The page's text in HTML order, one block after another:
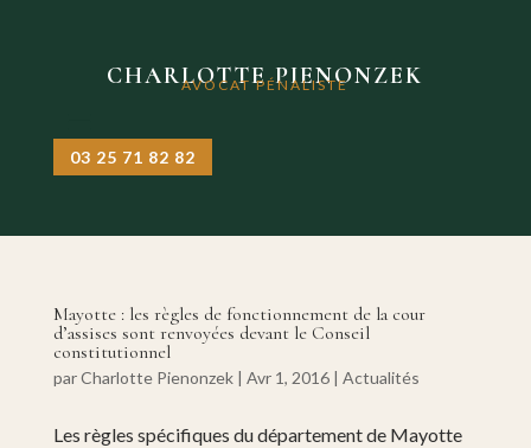
CHARLOTTE PIENONZEK
AVOCAT PÉNALISTE
03 25 71 82 82
Mayotte : les règles de fonctionnement de la cour
d’assises sont renvoyées devant le Conseil
constitutionnel
parCharlotte Pienonzek| Avr 1, 2016| Actualités
Les règles spécifiques du département de Mayotte